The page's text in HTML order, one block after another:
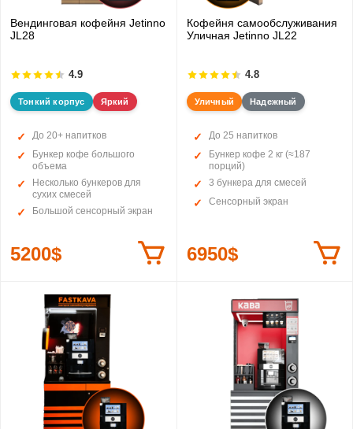
Вендинговая кофейня Jetinno
JL28
4.9
Тонкий корпус Яркий
До 20+ напитков
Бункер кофе большого
объема
Несколько бункеров для
сухих смесей
Большой сенсорный экран
5200$
Кофейня самообслуживания
Уличная Jetinno JL22
4.8
Уличный Надежный
До 25 напитков
Бункер кофе 2 кг (≈187
порций)
3 бункера для смесей
Сенсорный экран
6950$